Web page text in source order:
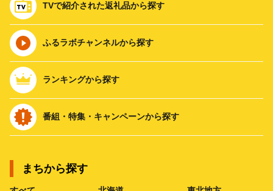
TVで紹介された返礼品から探す
ふるラボチャンネルから探す
ランキングから探す
番組・特集・キャンペーンから探す
まちから探す